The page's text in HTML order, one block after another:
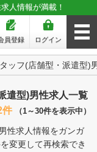
人情報が満載！
ログイン
員登録
ッフ(店舗型・派遣型)
遣型)男性求人一覧
件
（1～30件を表示中）
性求人情報をガンガ
変更して再検索でき